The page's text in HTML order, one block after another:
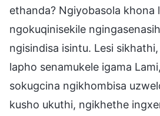
ethanda? Ngiyobasola khona
ngokuqinisekile
ngisindisa isintu. Lesi
lapho senamukele igama
sokugcina ngikhombisa
kusho ukuthi, ngikhethe